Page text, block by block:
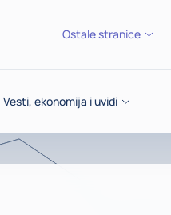
Vesti, ekonomija i uvidi
Ostale stranice